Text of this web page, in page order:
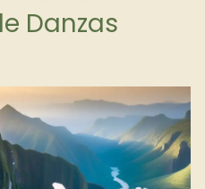
Danzas